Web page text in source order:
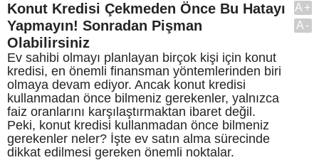
Konut Kredisi Çekmeden Önce Bu Hatayı
Yapmayın! Sonradan Pişman
Olabilirsiniz
Ev sahibi olmayı planlayan birçok kişi için konut
kredisi, en önemli finansman yöntemlerinden biri
olmaya devam ediyor. Ancak konut kredisi
kullanmadan önce bilmeniz gerekenler, yalnızca
faiz oranlarını karşılaştırmaktan ibaret değil.
Peki, konut kredisi kullanmadan önce bilmeniz
gerekenler neler? İşte ev satın alma sürecinde
dikkat edilmesi gereken önemli noktalar.
A+
A-